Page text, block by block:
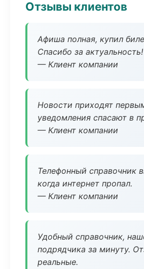
Отзывы клиентов
Афиша полная, купил
Спасибо за актуальность!
— Клиент компании
Новости приходят
уведомления спасают в
— Клиент компании
Телефонный справочник
когда интернет пропал.
— Клиент компании
Удобный справочник,
подрядчика за минуту.
реальные.